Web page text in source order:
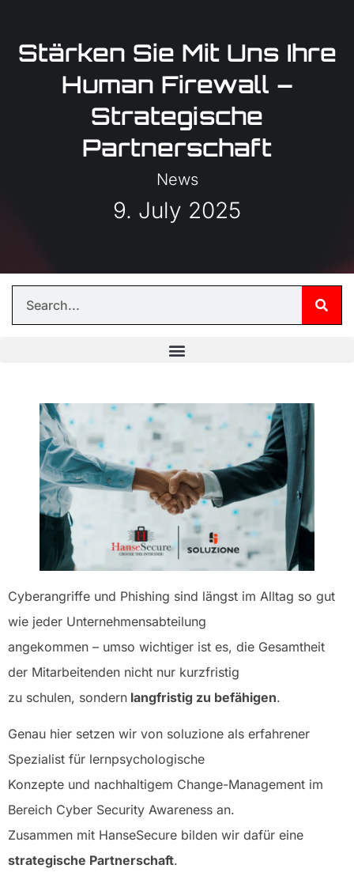
Stärken Sie Mit Uns Ihre
Human Firewall –
Strategische
Partnerschaft
News
9. July 2025
Cyberangriffe und Phishing sind längst im Alltag so gut
wie jeder Unternehmensabteilung
angekommen – umso wichtiger ist es, die Gesamtheit
der Mitarbeitenden nicht nur kurzfristig
zu schulen, sondern langfristig zu befähigen.
Genau hier setzen wir von soluzione als erfahrener
Spezialist für lernpsychologische
Konzepte und nachhaltigem Change-Management im
Bereich Cyber Security Awareness an.
Zusammen mit HanseSecure bilden wir dafür eine
strategische Partnerschaft.